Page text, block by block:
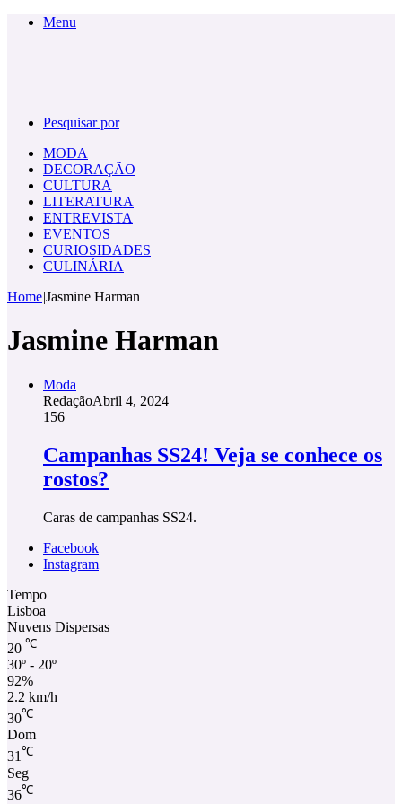
Menu
Pesquisar por
MODA
DECORAÇÃO
CULTURA
LITERATURA
ENTREVISTA
EVENTOS
CURIOSIDADES
CULINÁRIA
Home|Jasmine Harman
Jasmine Harman
Moda
RedaçãoAbril 4, 2024
156
Campanhas SS24! Veja se conhece os
rostos?
Caras de campanhas SS24.
Facebook
Instagram
Tempo
Lisboa
Nuvens Dispersas
20 ℃
30º - 20º
92%
2.2 km/h
30℃
Dom
31℃
Seg
36℃